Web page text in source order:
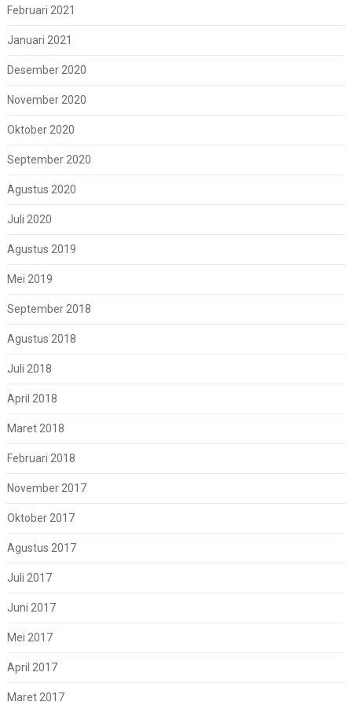
Februari 2021
Januari 2021
Desember 2020
November 2020
Oktober 2020
September 2020
Agustus 2020
Juli 2020
Agustus 2019
Mei 2019
September 2018
Agustus 2018
Juli 2018
April 2018
Maret 2018
Februari 2018
November 2017
Oktober 2017
Agustus 2017
Juli 2017
Juni 2017
Mei 2017
April 2017
Maret 2017